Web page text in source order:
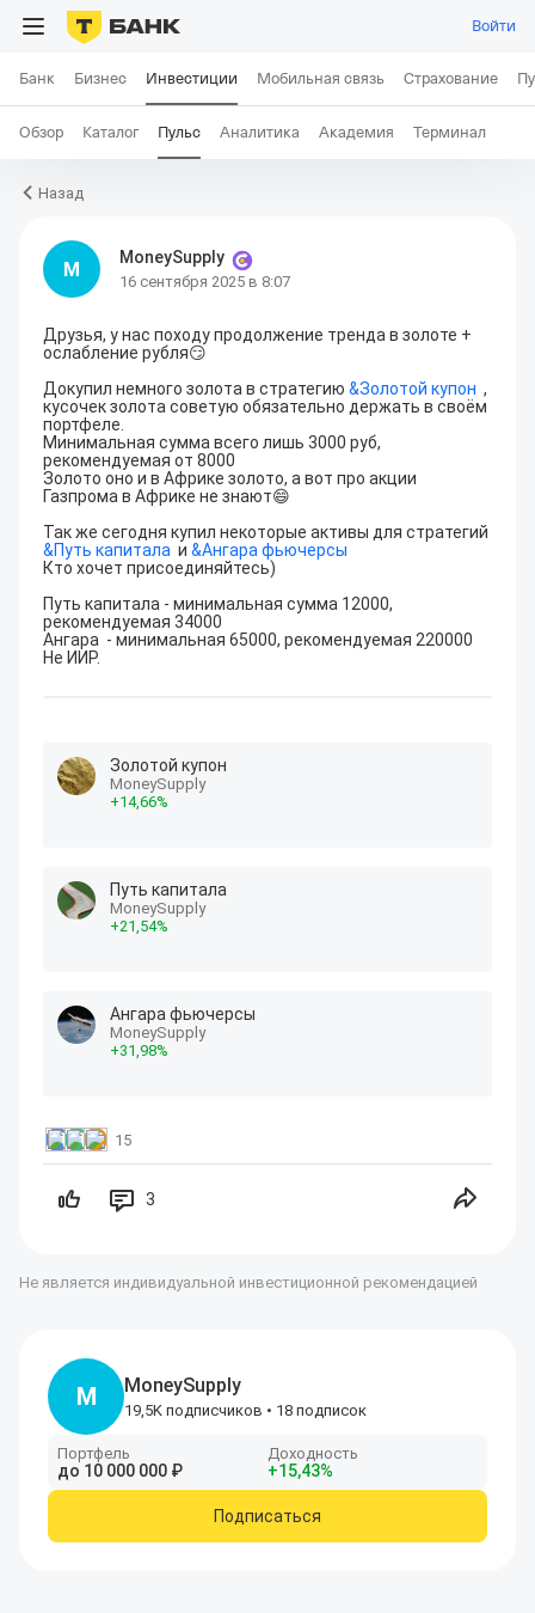
Войти
Банк Бизнес Инвестиции Мобильная связь Страхование
Обзор Каталог Пульс Аналитика Академия Терминал
Назад
M
MoneySupply
16 сентября 2025 в 8:07
Друзья, у нас походу продолжение тренда в золоте +
ослабление рубля😏
Докупил немного золота в стратегию &Золотой купон
  ,
кусочек золота советую обязательно держать в своём
портфеле.
Минимальная сумма всего лишь 3000 руб,
рекомендуемая от 8000
Золото оно и в Африке золото, а вот про акции
Газпрома в Африке не знают😄
&Путь капитала
  и
&Ангара фьючерсы
Кто хочет присоединяйтесь)
Путь капитала - минимальная сумма 12000,
рекомендуемая 34000
Ангара  - минимальная 65000, рекомендуемая 220000
Не ИИР.
Золотой купон
MoneySupply
+14,66%
Путь капитала
MoneySupply
+21,54%
Ангара фьючерсы
MoneySupply
+31,98%
15
3
Не является индивидуальной инвестиционной рекомендацией
M MoneySupply
19,5K подписчиков • 18 подписок
Портфель
до 10 000 000 ₽
Доходность
+15,43%
Подписаться